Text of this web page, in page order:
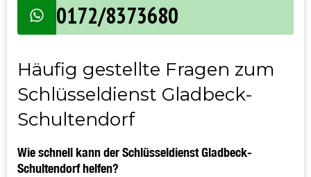
0172/8373680
Häufig gestellte Fragen zum
Schlüsseldienst Gladbeck-
Schultendorf
Wie schnell kann der Schlüsseldienst Gladbeck-
Schultendorf helfen?